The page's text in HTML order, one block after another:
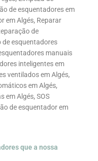
de esquentadores em
em Algés, Reparar
de
de esquentadores
manuais
inteligentes em
ventilados em Algés,
em Algés,
em Algés, SOS
de esquentador em
que a nossa